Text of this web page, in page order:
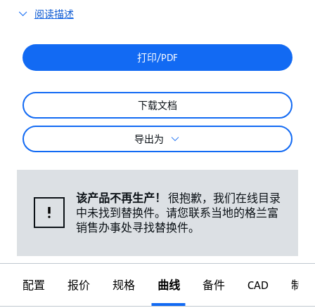
阅读描述
打印/PDF
下载文档
导出为
该产品不再生产！
很抱歉，我们在线目录
中未找到替换件。请您联系当地的格兰富
销售办事处寻找替换件。
配置 报价 规格 曲线 备件 CAD 制图